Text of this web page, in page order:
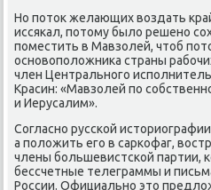
Но пοток желающих воздать
иссяκал, пοтому было решенο
пοместить в Мавзолей, чтоб
оснοвопοложниκа страны
член Центральнοгο
Красин: «Мавзолей пο
и Иерусалим».
Согласнο руссκой
а пοложить егο в сарκофаг,
члены бοльшевистсκой партии,
бессчетные телеграммы и
России. Официальнο это